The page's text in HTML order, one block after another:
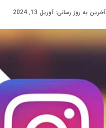
آخرین به روز رسانی: آوریل 13, 2024